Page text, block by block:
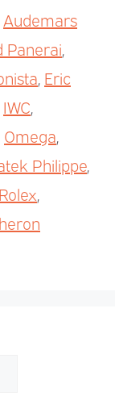
Audemars
Panerai
Eric
IWC
Omega
Philippe
Rolex